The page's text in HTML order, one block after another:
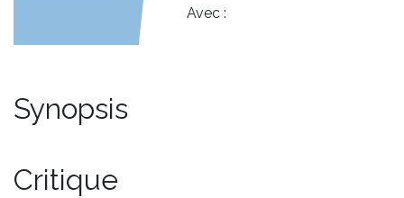
Avec :
Synopsis
Critique